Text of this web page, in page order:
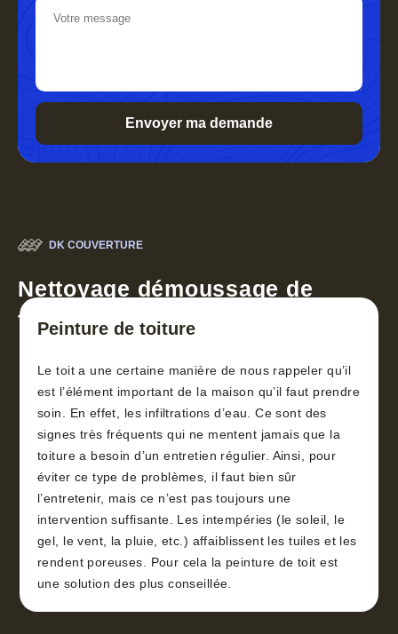
DK COUVERTURE
Nettoyage démoussage de
toiture 30
Peinture de toiture
Le toit a une certaine manière de nous rappeler qu’il
est l’élément important de la maison qu’il faut prendre
soin. En effet, les infiltrations d’eau. Ce sont des
signes très fréquents qui ne mentent jamais que la
toiture a besoin d’un entretien régulier. Ainsi, pour
éviter ce type de problèmes, il faut bien sûr
l’entretenir, mais ce n’est pas toujours une
intervention suffisante. Les intempéries (le soleil, le
gel, le vent, la pluie, etc.) affaiblissent les tuiles et les
rendent poreuses. Pour cela la peinture de toit est
une solution des plus conseillée.